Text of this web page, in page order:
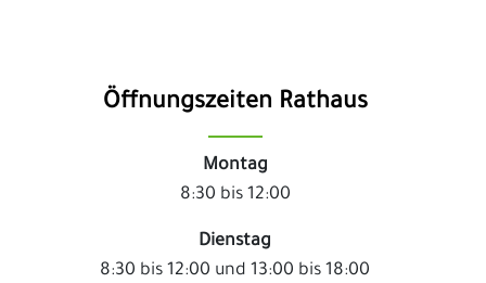
Öffnungszeiten Rathaus
Montag
8:30 bis 12:00
Dienstag
8:30 bis 12:00 und 13:00 bis 18:00